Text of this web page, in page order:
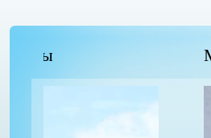
Марафет Поможет с